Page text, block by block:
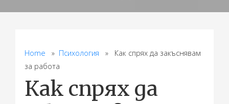
Home » Психология » Как спрях да закъснявам
за работа
Как спрях да